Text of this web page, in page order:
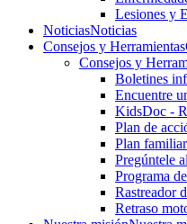
Lesiones y
NoticiasNoticias
Consejos y Herramientas
Consejos y
Boletines
Encuentre
KidsDoc -
Plan de
Plan
Pregúntele
Programa
Rastre​​ador
Retraso